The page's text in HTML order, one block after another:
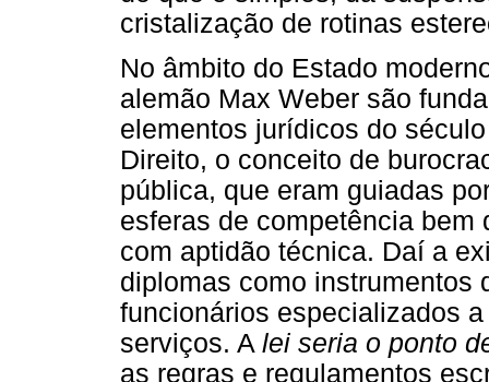
cristalização de rotinas
No âmbito do Estado
alemão Max Weber são
elementos jurídicos do
Direito, o conceito de
pública, que eram guiadas
esferas de competência
com aptidão técnica. Daí a
diplomas como instrumentos
funcionários especializados
serviços. A lei seria o ponto
as regras e regulamentos